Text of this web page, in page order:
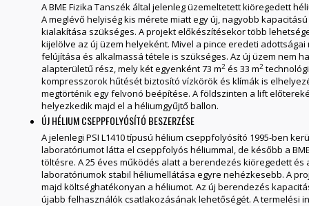
A BME Fizika Tanszék által jelenleg üzemeltetett kiöregedett
A meglévő helyiség kis mérete miatt egy új, nagyobb
kialakítása szükséges. A projekt előkészítésekor több
kijelölve az új üzem helyeként. Mivel a pince eredeti
felújítása és alkalmassá tétele is szükséges. Az új üzem nem
alapterületű rész, mely két egyenként 73 m2 és 33 m2
kompresszorok hűtését biztosító vízkörök és klímák is
megtörténik egy felvonó beépítése. A földszinten a lift
helyezkedik majd el a héliumgyűjtő ballon.
ÚJ HÉLIUM CSEPPFOLYÓSÍTÓ BESZERZÉSE
A jelenlegi PSI L1410 típusú hélium cseppfolyósító 1995-ben
laboratóriumot látta el cseppfolyós héliummal, de később a
töltésre. A 25 éves működés alatt a berendezés kiöregedett
laboratóriumok stabil héliumellátása egyre nehézkesebb. A
majd költséghatékonyan a héliumot. Az új berendezés
újabb felhasználók csatlakozásának lehetőségét. A termelési